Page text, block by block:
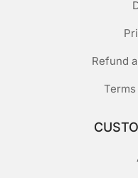
Refund